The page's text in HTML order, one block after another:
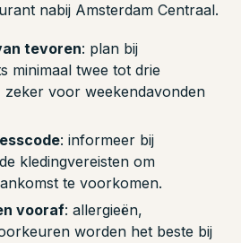
nabij Amsterdam Centraal.
tevoren: plan bij
minimaal twee tot drie
zeker voor weekendavonden
: informeer bij
kledingvereisten om
te voorkomen.
vooraf: allergieën,
worden het beste bij